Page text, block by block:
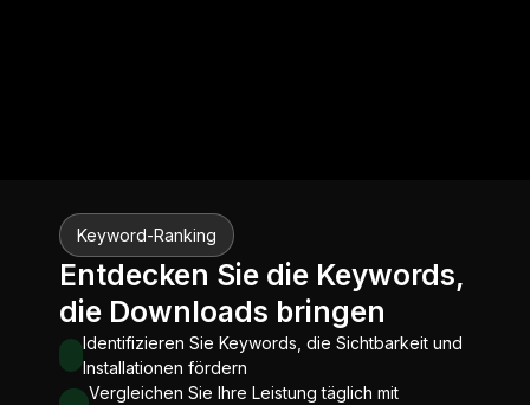
Keyword-Ranking
Entdecken Sie die Keywords,
die Downloads bringen
Identifizieren Sie Keywords, die Sichtbarkeit und
Installationen fördern
Vergleichen Sie Ihre Leistung täglich mit